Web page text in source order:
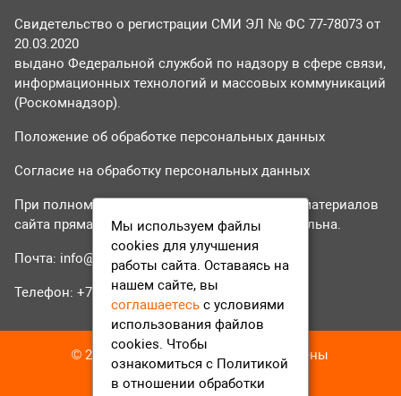
Свидетельство о регистрации СМИ ЭЛ № ФС 77-78073 от
20.03.2020
выдано Федеральной службой по надзору в сфере связи,
информационных технологий и массовых коммуникаций
(Роскомнадзор).
Положение об обработке персональных данных
Согласие на обработку персональных данных
При полном или частичном использовании материалов
сайта прямая гиперссылка на tvr24.tv обязательна.
Почта: info@tvr24.tv
Телефон: +7 (496) 551-04-95
© 2016-2023 ТВР24 Все права защищены
Мы используем файлы
cookies для улучшения
работы сайта. Оставаясь на
нашем сайте, вы
соглашаетесь с условиями
использования файлов
cookies. Чтобы
ознакомиться с Политикой
в отношении обработки